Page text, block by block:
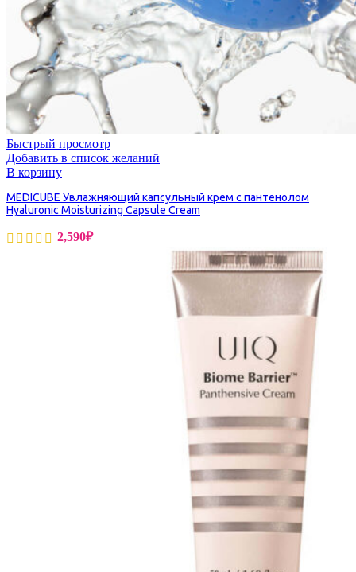
Быстрый просмотр
Добавить в список желаний
В корзину
MEDICUBE Увлажняющий капсульный крем с пантенолом
Hyaluronic Moisturizing Capsule Cream
2,590₽